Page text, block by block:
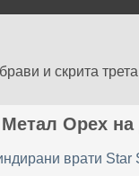
и скрита
Орех
врати Star